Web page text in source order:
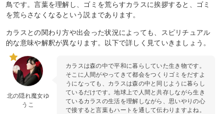
鳥です。言葉を理解し、ゴミを荒らすカラスに挨拶すると、ゴミ
を荒らさなくなるという説まであります。
カラスとの関わり方や出会った状況によっても、スピリチュアル
的な意味や解釈が異なります。以下で詳しく見ていきましょう。
北の隠れ魔女ゆ
うこ
カラスは森の中で平和に暮らしていた生き物です。
そこに人間がやってきて都会をつくりゴミをだすよ
うになっても、カラスは森の中と同じように暮らし
ているだけです。地球上で人間と共存しながら生き
ているカラスの生活を理解しながら、思いやりの心
で接すると言葉もハートを通して伝わりますよね。